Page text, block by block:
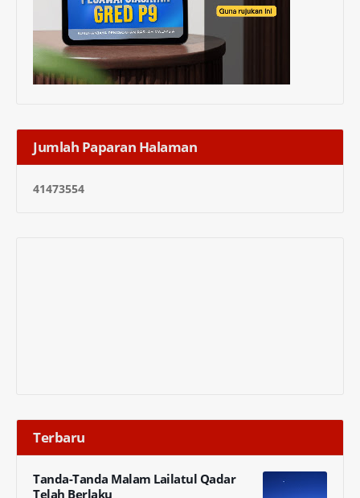
Jumlah Paparan Halaman
41473554
Terbaru
Tanda-Tanda Malam Lailatul Qadar
Telah Berlaku